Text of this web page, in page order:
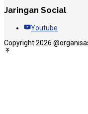
Jaringan Social
Youtube
Copyright 2026